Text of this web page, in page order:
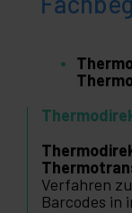
Verfahren
Barcodes in